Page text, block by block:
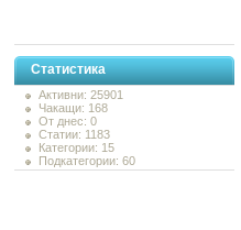
Статистика
Активни: 25901
Чакащи: 168
От днес: 0
Статии: 1183
Категории: 15
Подкатегории: 60